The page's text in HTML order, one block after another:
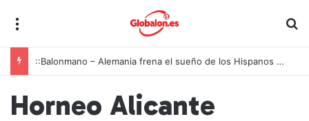
::Balonmano – Alemania frena el sueño de los Hispanos Juveniles, que lucharán ahora por el bronce europeo
Horneo Alicante